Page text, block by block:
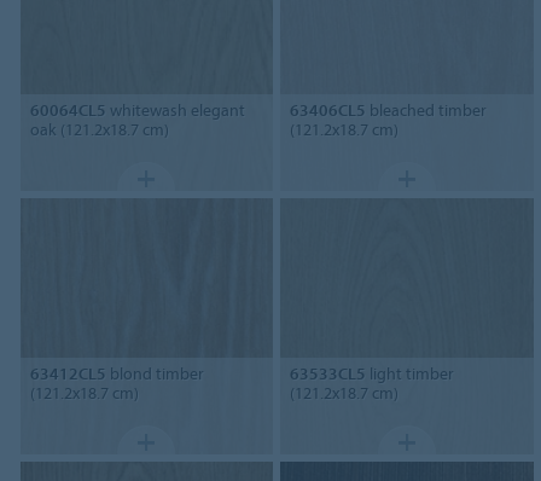
60064CL5 whitewash elegant
oak (121.2x18.7 cm)
63406CL5 bleached timber
(121.2x18.7 cm)
63412CL5 blond timber
(121.2x18.7 cm)
63533CL5 light timber
(121.2x18.7 cm)